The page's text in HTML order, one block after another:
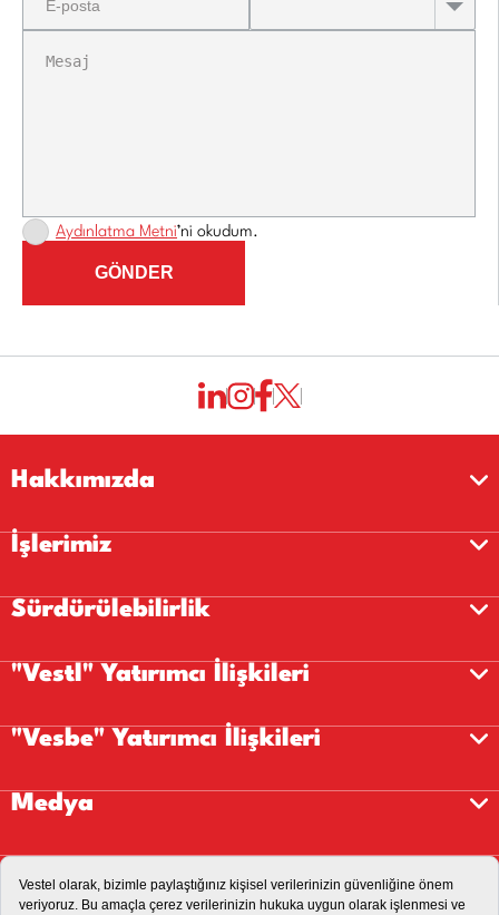
Aydınlatma Metni’ni okudum.
GÖNDER
Hakkımızda
İşlerimiz
Sürdürülebilirlik
"Vestl" Yatırımcı İlişkileri
"Vesbe" Yatırımcı İlişkileri
Medya